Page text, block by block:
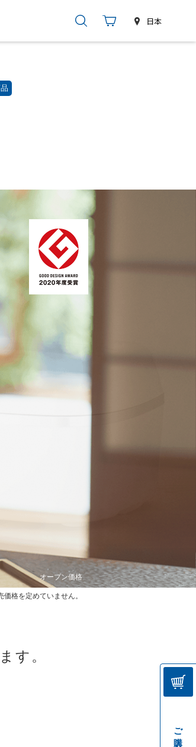
日本
オープン価格
格を定めていません。
す。
ご購入